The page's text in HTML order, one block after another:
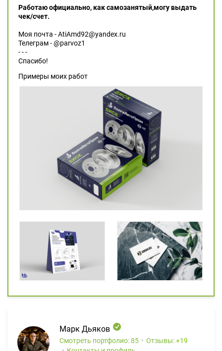
Работаю официально, как самозанятый,могу выдать
чек/счет.
Моя почта - AtiAmd92@yandex.ru
Телеграм - @parvoz1
- - -
Спасибо!
Примеры моих работ
Марк Дьяков
Смотреть портфолио: 85 Отзывы:
19